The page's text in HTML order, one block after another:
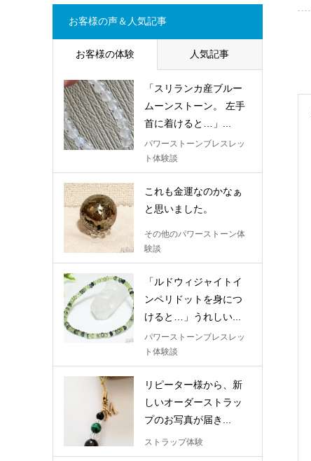
お客様の声＆人気記事
お客様の体験 人気記事
「スリランカ産ブルー
ムーンストーン。 左手
首に着けると…」...
パワーストーンブレスレッ
ト体験談
これも金運なのかなぁ
と思いました。
その他のパワーストーン体
験談
「ルドウィジャイトイ
ンペリドットを身につ
けると…」うれしい...
パワーストーンブレスレッ
ト体験談
リピーター様から、新
しいオーダーストラッ
プのお写真が届き...
ストラップ体験